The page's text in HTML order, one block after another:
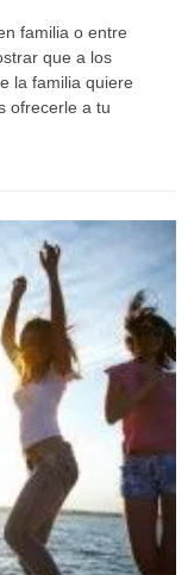
familia o entre
que a los
la familia quiere
ofrecerle a tu